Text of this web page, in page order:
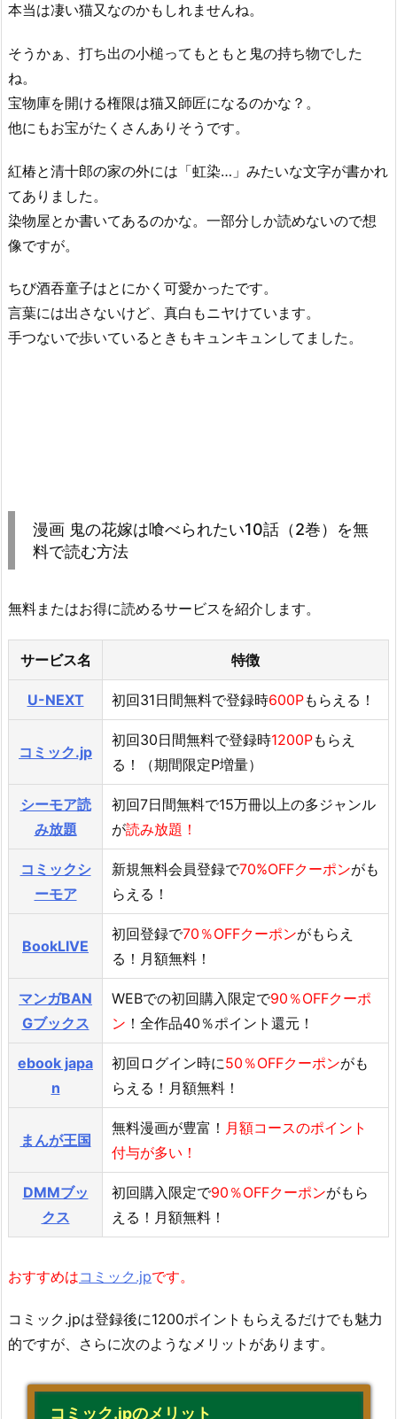
本当は凄い猫又なのかもしれませんね。
そうかぁ、打ち出の小槌ってもともと鬼の持ち物でした
ね。
宝物庫を開ける権限は猫又師匠になるのかな？。
他にもお宝がたくさんありそうです。
紅椿と清十郎の家の外には「虹染…」みたいな文字が書かれ
てありました。
染物屋とか書いてあるのかな。一部分しか読めないので想
像ですが。
ちび酒吞童子はとにかく可愛かったです。
言葉には出さないけど、真白もニヤけています。
手つないで歩いているときもキュンキュンしてました。
漫画 鬼の花嫁は喰べられたい10話（2巻）を無
料で読む方法
無料またはお得に読めるサービスを紹介します。
サービス名 特徴
U-NEXT 初回31日間無料で登録時600Pもらえる！
コミック.jp
初回30日間無料で登録時1200Pもらえ
る！（期間限定P増量）
シーモア読
み放題
初回7日間無料で15万冊以上の多ジャンル
が読み放題！
コミックシ
ーモア
新規無料会員登録で70%OFFクーポンがも
らえる！
BookLIVE
初回登録で70％OFFクーポンがもらえ
る！月額無料！
マンガBAN
Gブックス
WEBでの初回購入限定で90％OFFクーポ
ン ！全作品40％ポイント還元！
ebook japa
n
初回ログイン時に50％OFFクーポンがも
らえる！月額無料！
まんが王国
無料漫画が豊富！ 月額コースのポイント
付与が多い！
DMMブッ
クス
初回購入限定で90％OFFクーポンがもら
える！月額無料！
おすすめはコミック.jpです。
コミック.jpは登録後に1200ポイントもらえるだけでも魅力
的ですが、さらに次のようなメリットがあります。
コミック.jpのメリット